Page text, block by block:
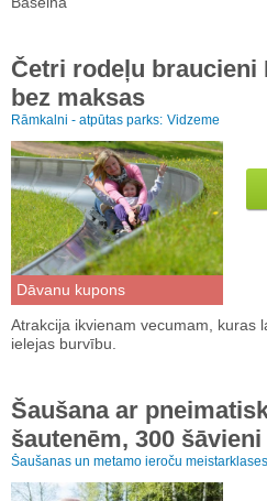
Četri rodeļu braucieni
bez maksas
Rāmkalni - atpūtas parks: Vidzeme
Dāvanu kupons
Atrakcija ikvienam vecumam, kuras
ielejas burvību.
Šaušana ar
šautenēm, 300 šāvieni
Šaušanas un metamo ieroču